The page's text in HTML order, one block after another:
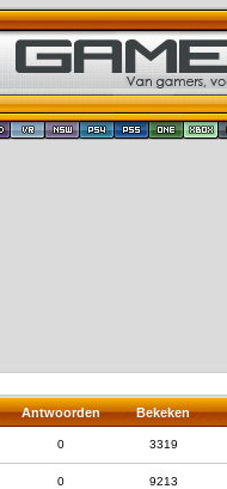
Antwoorden Bekeken
0 3319
0 9213